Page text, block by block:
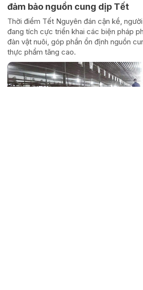
đảm bảo nguồn cung dịp Tết
Thời điểm Tết Nguyên đán cận kề,
đang tích cực triển khai các biện pháp
đàn vật nuôi, góp phần ổn định nguồn
thực phẩm tăng cao.